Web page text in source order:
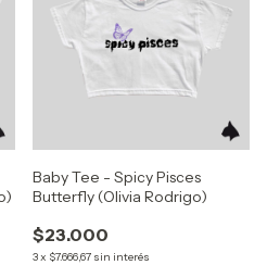
Baby Tee - Spicy Pisces
Butterfly (Olivia Rodrigo)
$23.000
3x $7.666,67 sin interés